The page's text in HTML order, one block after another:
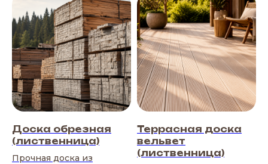
Доска обрезная
(лиственница)
Прочная доска из
Террасная доска
вельвет
(лиственница)